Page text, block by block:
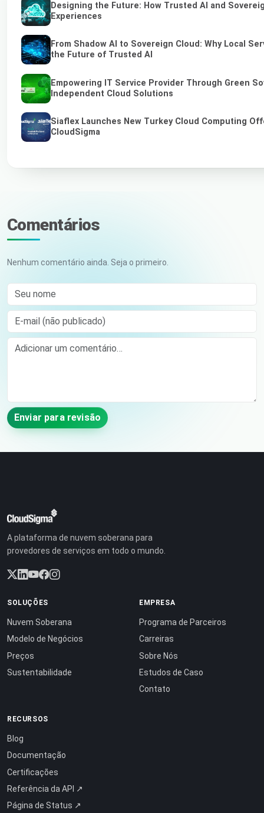
Designing the Future: How Trusted AI and
Experiences
From Shadow AI to Sovereign Cloud: Why Local
the Future of Trusted AI
Empowering IT Service Provider Through Green
Independent Cloud Solutions
Siaflex Launches New Turkey Cloud Computing
CloudSigma
Comentários
Nenhum comentário ainda. Seja o primeiro.
Seu nome
E-mail (não publicado)
Comment
Enviar para revisão
A plataforma de nuvem soberana para
provedores de serviços em todo o mundo.
SOLUÇÕES
Nuvem Soberana
Modelo de Negócios
Preços
Sustentabilidade
EMPRESA
Programa de Parceiros
Carreiras
Sobre Nós
Estudos de Caso
Contato
RECURSOS
Blog
Documentação
Certificações
Referência da API ↗
Página de Status ↗